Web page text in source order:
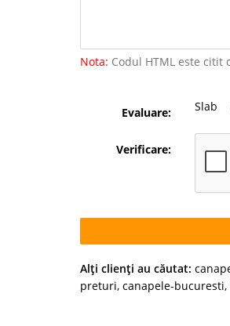
Nota: Codul HTML este citit
Evaluare: Slab
Verificare:
Alţi clienţi au căutat:
preturi, canapele-bucuresti,